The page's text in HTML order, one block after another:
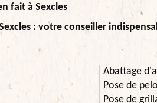
fait à Sexcles
: votre conseiller
Abattage
Pose de
Pose de